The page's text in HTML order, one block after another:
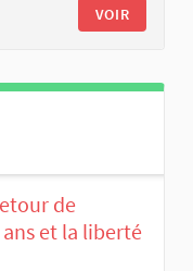
VOIR
de
et la liberté